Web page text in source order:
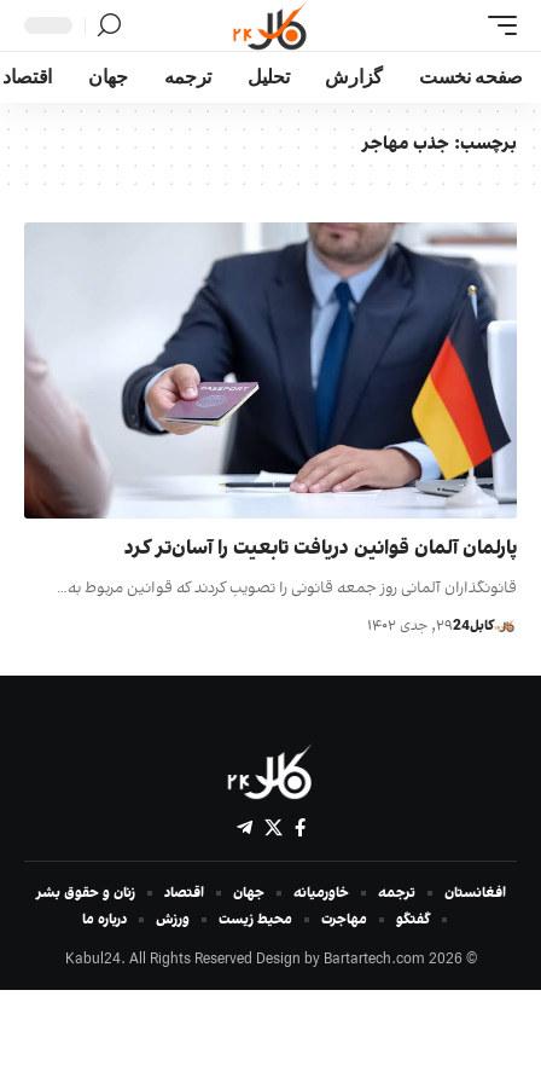
صفحه نخست گزارش تحلیل ترجمه جهان اقتصاد
برچسب: جذب مهاجر
پارلمان آلمان قوانین دریافت تابعیت را آسان‌تر کرد
قانونگذاران آلمانی روز جمعه قانونی را تصویب کردند که قوانین مربوط به…
کابل24 ۲۹, جدی ۱۴۰۲
© 2026 Kabul24. All Rights Reserved Design by
Bartartech.com
افغانستان ترجمه خاورمیانه جهان اقتصاد
زنان و حقوق بشر
گفتگو
مهاجرت محیط زیست ورزش درباره ما